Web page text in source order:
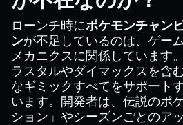
ローンチ時にポケモンチャン
ンが不足しているのは、ゲー
メカニクスに関係しています
ラスタルやダイマックスを含
なギミックすべてをサポート
います。開発者は、伝説のポ
ション」やシーズンごとのア